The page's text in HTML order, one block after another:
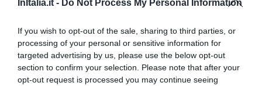
InItalia.it - Do Not Process My Personal Information
If you wish to opt-out of the sale, sharing to third parties, or
processing of your personal or sensitive information for
targeted advertising by us, please use the below opt-out
section to confirm your selection. Please note that after your
opt-out request is processed you may continue seeing
Die Kreditkartendaten dienen ausschließlich als Sicherheit im
festgelegten Fristen) oder falls Sie nicht im Hotel erscheinen. Die
Bezahlung des Aufenthaltes erfolgt direkt im Hotel. InItalia nimmt
keinerlei Belastungen Ihrer Kreditkarte vor.